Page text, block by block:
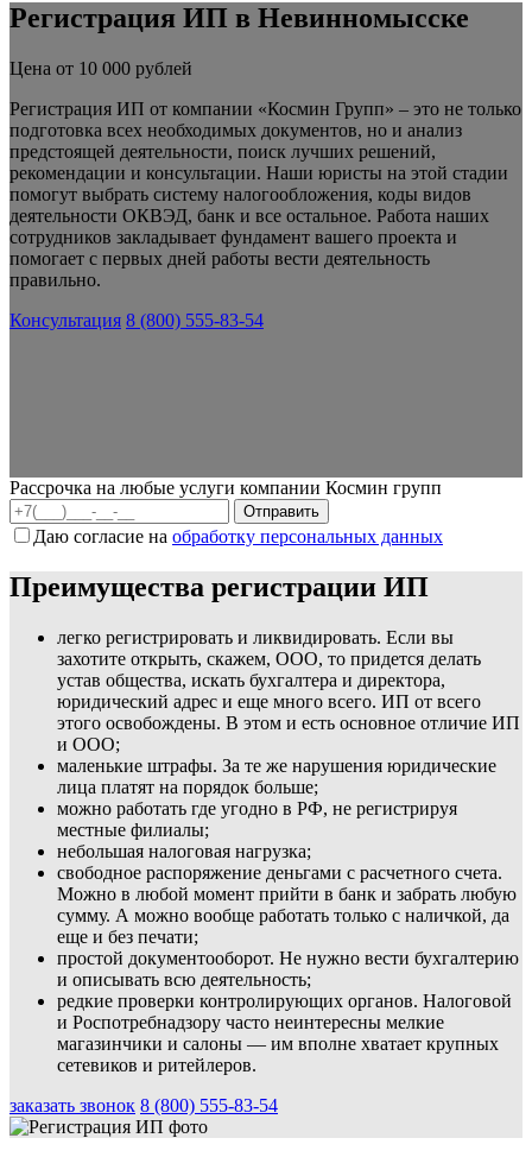
Регистрация ИП в Невинномысске
Цена от 10 000 рублей
Регистрация ИП от компании «Космин Групп» – это не только
подготовка всех необходимых документов, но и анализ
предстоящей деятельности, поиск лучших решений,
рекомендации и консультации. Наши юристы на этой стадии
помогут выбрать систему налогообложения, коды видов
деятельности ОКВЭД, банк и все остальное. Работа наших
сотрудников закладывает фундамент вашего проекта и
помогает с первых дней работы вести деятельность
правильно.
Консультация 8 (800) 555-83-54
Рассрочка на любые услуги компании Космин групп
Даю согласие на обработку персональных данных
Преимущества регистрации ИП
легко регистрировать и ликвидировать. Если вы
захотите открыть, скажем, ООО, то придется делать
устав общества, искать бухгалтера и директора,
юридический адрес и еще много всего. ИП от всего
этого освобождены. В этом и есть основное отличие ИП
и ООО;
маленькие штрафы. За те же нарушения юридические
лица платят на порядок больше;
можно работать где угодно в РФ, не регистрируя
местные филиалы;
небольшая налоговая нагрузка;
свободное распоряжение деньгами с расчетного счета.
Можно в любой момент прийти в банк и забрать любую
сумму. А можно вообще работать только с наличкой, да
еще и без печати;
простой документооборот. Не нужно вести бухгалтерию
и описывать всю деятельность;
редкие проверки контролирующих органов. Налоговой
и Роспотребнадзору часто неинтересны мелкие
магазинчики и салоны — им вполне хватает крупных
сетевиков и ритейлеров.
заказать звонок 8 (800) 555-83-54